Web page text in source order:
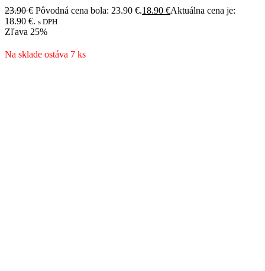
23.90€ Pôvodná cena bola: 23.90 €.18.90 €Aktuálna cena je:
18.90 €. s DPH
Zľava 25%
Na sklade ostáva 7 ks